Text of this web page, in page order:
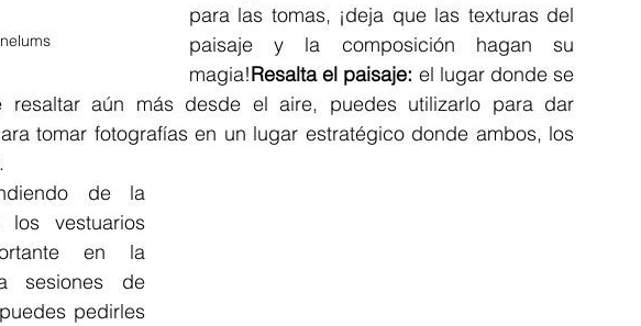
para las tomas, ¡deja que las texturas del
paisaje y la composición hagan su
magia!Resalta el paisaje: el lugar donde se
resaltar aún más desde el aire, puedes utilizarlo para dar
tomar fotografías en un lugar estratégico donde ambos, los
de la
vestuarios
en la
sesiones de
pedirles